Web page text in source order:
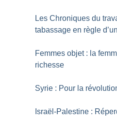
Les Chroniques du
tabassage en règle
Femmes objet : la
richesse
Syrie : Pour la
Israël-Palestine :